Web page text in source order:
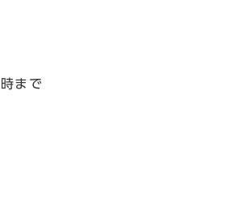
まで